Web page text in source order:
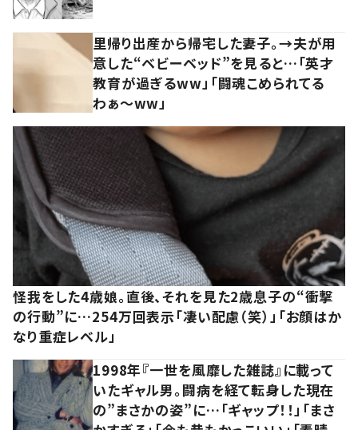
里帰り出産から帰宅した妻子。→夫が用
意した“ベビーベッド”を見ると…「英才
教育が過ぎるww」「闘魂こめられてる
わぁ～ww」
怪我をした4歳娘。直後、それを見た2歳息子の“衝撃
の行動”に…254万回表示「凄い配慮（笑）」「お顔はか
なり重症レベル」
1998年『一世を風靡した雑誌』に載って
いたギャル男。闘病を経て転身した現在
の”まさかの姿”に…「ギャップ！！」「まさ